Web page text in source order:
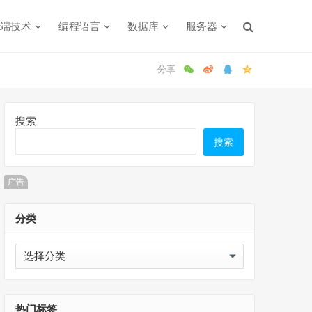
技术 编程语言 数据库 服务器
搜索
搜索
广告
分类
分
类
热门标签